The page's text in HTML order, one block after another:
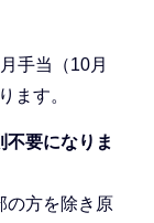
手当（10月
ます。
要になりま
の方を除き原